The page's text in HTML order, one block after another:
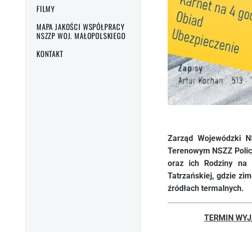
FILMY
MAPA JAKOŚCI WSPÓŁPRACY
NSZZP WOJ. MAŁOPOLSKIEGO
KONTAKT
Zarząd Wojewódzki
Terenowym NSZZ
oraz ich Rodziny na
Tatrzańskiej, gdzie
źródłach termalnych.
TERMIN